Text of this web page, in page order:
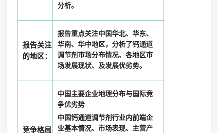
分析。
报告关注
的地区：
报告重点关注中国华北、华东、
华南、华中地区，分析了钙通道
调节剂市场分布情况、各地区市
场发展现状、及发展优劣势。
竞争格局
中国主要企业地理分布与国际竞
争优劣势
中国钙通道调节剂行业内前端企
业基本情况、市场表现、主营产